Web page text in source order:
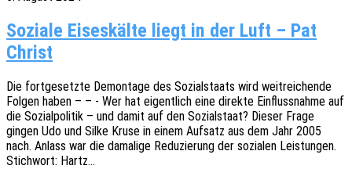
Soziale Eiseskälte liegt in der Luft – Pat
Christ
Die fort­ge­setz­te Demon­ta­ge des Sozi­al­staats wird weit­rei­chen­de
Folgen haben – – - Wer hat eigent­lich eine direk­te Einfluss­nah­me auf
die Sozi­al­po­li­tik – und damit auf den Sozi­al­staat? Dieser Frage
gingen Udo und Silke Kruse in einem Aufsatz aus dem Jahr 2005
nach. Anlass war die dama­li­ge Redu­zie­rung der sozia­len Leis­tun­gen.
Stich­wort: Hartz…